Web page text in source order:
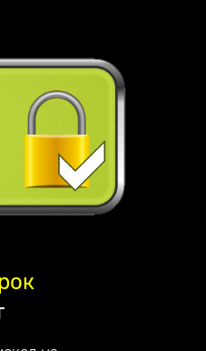
мегамаркетплейс;
созданию сайтов под ключ.